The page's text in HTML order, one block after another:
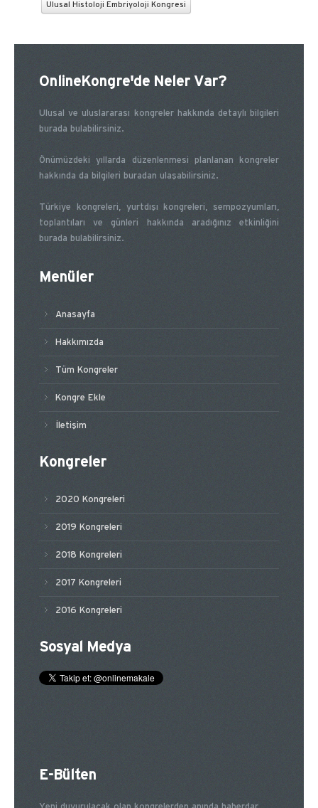
Ulusal Histoloji Embriyoloji Kongresi
OnlineKongre'de Neler Var?
Ulusal ve uluslararası kongreler hakkında detaylı bilgileri
burada bulabilirsiniz.
Önümüzdeki yıllarda düzenlenmesi planlanan kongreler
hakkında da bilgileri buradan ulaşabilirsiniz.
Türkiye kongreleri, yurtdışı kongreleri, sempozyumları,
toplantıları ve günleri hakkında aradığınız etkinliğini
burada bulabilirsiniz.
Menüler
Anasayfa
Hakkımızda
Tüm Kongreler
Kongre Ekle
İletişim
Kongreler
2020 Kongreleri
2019 Kongreleri
2018 Kongreleri
2017 Kongreleri
2016 Kongreleri
Sosyal Medya
E-Bülten